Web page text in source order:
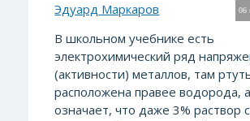
06
Эдуард Маркаров
В школьном учебнике есть
электрохимический ряд
(активности) металлов, там
расположена правее водорода,
означает, что даже 3% раствор